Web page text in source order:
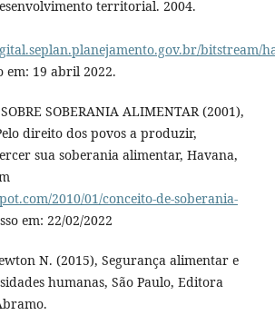
territorial. 2004.
bitstream/
em: 19 abril 2022.
SOBERANIA ALIMENTAR (2001),
direito dos povos a produzir,
sua soberania alimentar, Havana,
2010/01/conceito-de-soberania-
em: 22/02/2022
N. (2015), Segurança alimentar e
humanas, São Paulo, Editora